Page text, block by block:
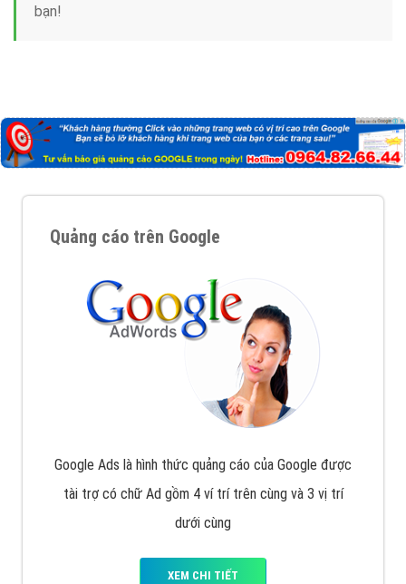
bạn!
Quảng cáo trên Google
Google Ads là hình thức quảng cáo của Google được
tài trợ có chữ Ad gồm 4 ví trí trên cùng và 3 vị trí
dưới cùng
XEM CHI TIẾT